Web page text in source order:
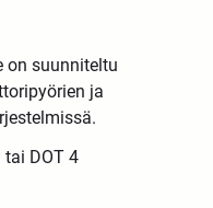
on suunniteltu
ja
tai DOT 4